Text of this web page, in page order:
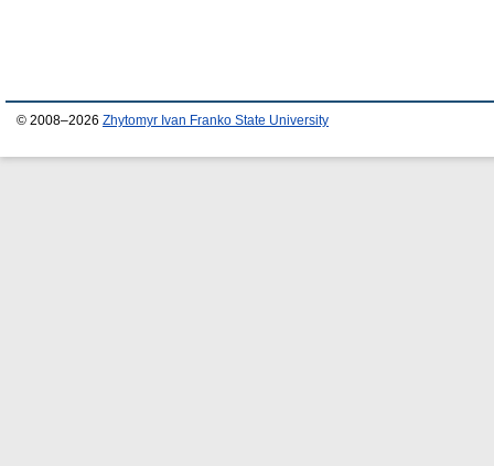
© 2008–2026 Zhytomyr Ivan Franko State University